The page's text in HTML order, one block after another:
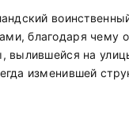
благодаря чему
на
изменившей